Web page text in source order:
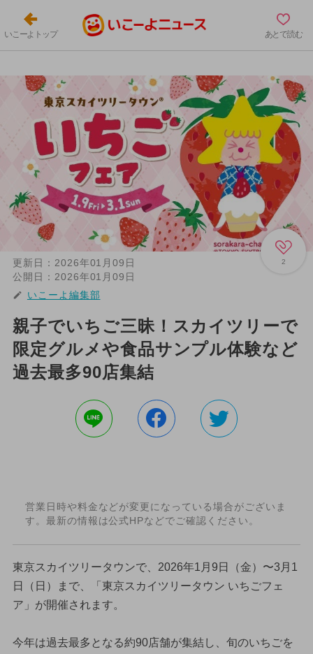
いこーよトップ あとで読む
2
更新日： 2026年01月09日
公開日： 2026年01月09日
いこーよ編集部
親子でいちご三昧！スカイツリーで
限定グルメや食品サンプル体験など
過去最多90店集結
営業日時や料金などが変更になっている場合がございま
す。最新の情報は公式HPなどでご確認ください。
東京スカイツリータウンで、2026年1月9日（金）〜3月1
日（日）まで、「東京スカイツリータウン いちごフェ
ア」が開催されます。
今年は過去最多となる約90店舗が集結し、旬のいちごを